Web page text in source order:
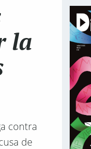
la
contra
de